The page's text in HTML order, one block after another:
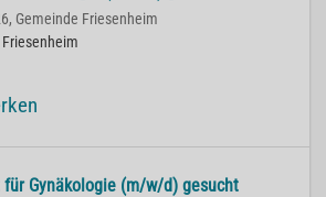
Gemeinde Friesenheim
für Gynäkologie (m/w/d) gesucht